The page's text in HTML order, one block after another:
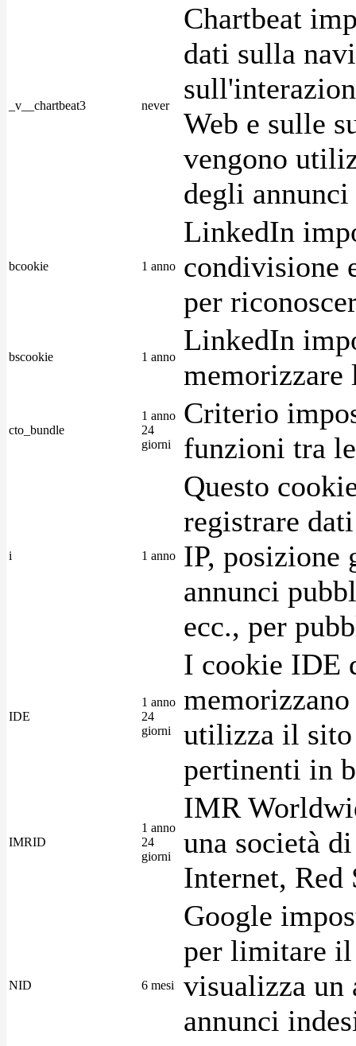
_v__chartbeat3 never
Chartbeat
dati sulla
Web e sulle
vengono
degli
bcookie 1 anno
LinkedIn
condivisione
per
bscookie 1 anno
LinkedIn
memorizzare
cto_bundle
1 anno
24
giorni
Criterio
funzioni tra
i 1 anno
Questo
registrare
IP, posizione
annunci
ecc., per
IDE
1 anno
24
giorni
I cookie IDE
utilizza il sito
pertinenti in
IMRID
1 anno
24
giorni
IMR
una società
Internet, Red
NID 6 mesi
Google
per limitare
visualizza un
annunci